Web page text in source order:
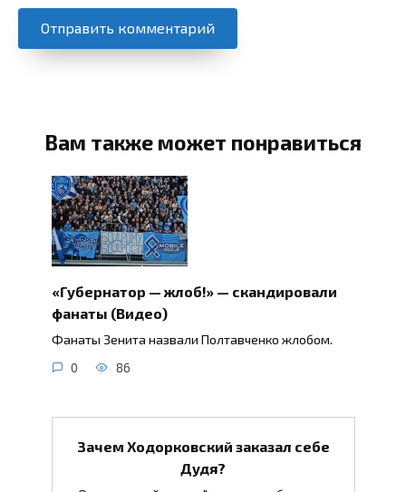
Вам также может понравиться
«Губернатор — жлоб!» — скандировали
фанаты (Видео)
Фанаты Зенита назвали Полтавченко жлобом.
0 86
Зачем Ходорковский заказал себе
Дудя?